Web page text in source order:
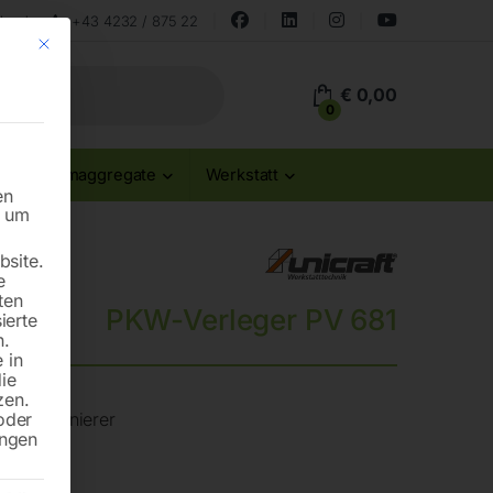
+43 4232 / 875 22
0
€ 0,00
Stromaggregate Werkstatt
PKW-Verleger PV 681
Mit diesem Button wird der Dialog geschlossen. Seine Funktionalität ist
in